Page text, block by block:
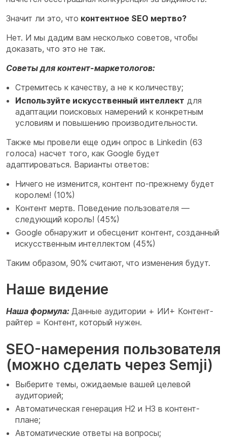
Значит ли это, что контентное SEO мертво?
Нет. И мы дадим вам несколько советов, чтобы
доказать, что это не так.
Советы для контент-маркетологов:
Стремитесь к качеству, а не к количеству;
Используйте искусственный интеллект для
адаптации поисковых намерений к конкретным
условиям и повышению производительности.
Также мы провели еще один опрос в Linkedin (63
голоса) насчет того, как Google будет
адаптироваться. Варианты ответов:
Ничего не изменится, контент по-прежнему будет
королем! (10%)
Контент мертв. Поведение пользователя —
следующий король! (45%)
Google обнаружит и обесценит контент, созданный
искусственным интеллектом (45%)
Таким образом, 90% считают, что изменения будут.
Наше видение
Наша формула: Данные аудитории + ИИ+ Контент-
райтер = Контент, который нужен.
SEO-намерения пользователя
(можно сделать через Semji)
Выберите темы, ожидаемые вашей целевой
аудиторией;
Автоматическая генерация H2 и H3 в контент-
плане;
Автоматические ответы на вопросы;